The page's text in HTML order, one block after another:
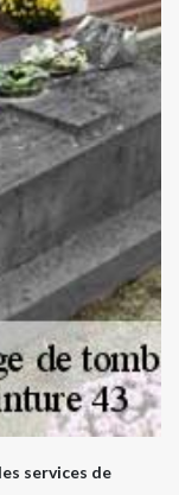
services de